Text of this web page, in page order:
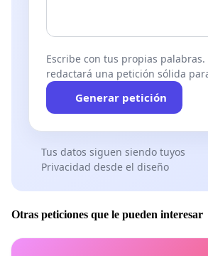
Escribe con tus propias palabras.
redactará una petición sólida
Generar petición
Tus datos siguen siendo tuyos
Privacidad desde el diseño
Otras peticiones que le pueden interesar